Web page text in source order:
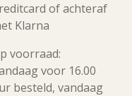
of achteraf
Klarna
voorraad:
voor 16.00
besteld, vandaag